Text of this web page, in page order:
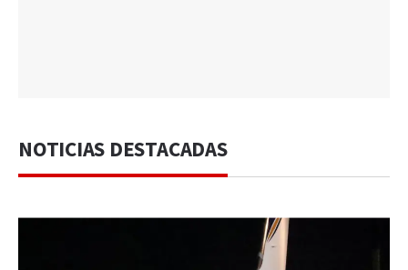
NOTICIAS DESTACADAS